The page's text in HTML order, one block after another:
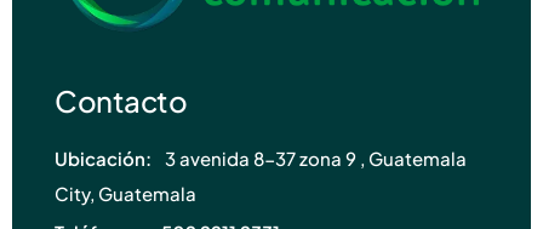
Contacto
Ubicación:
3 avenida 8-37 zona 9 , Guatemala
City, Guatemala